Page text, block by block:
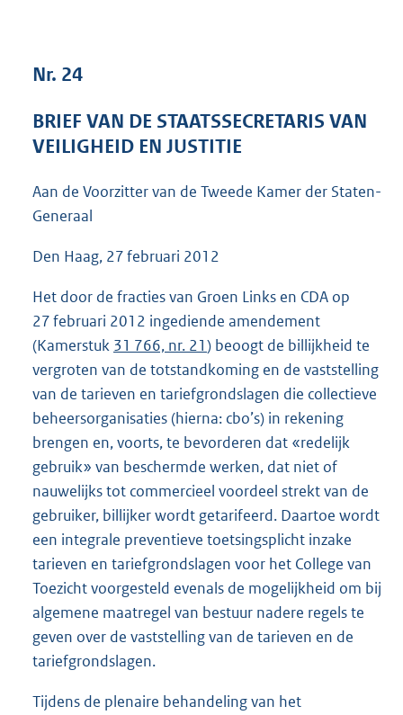
b
Nr. 24
BRIEF VAN DE STAATSSECRETARIS VAN
VEILIGHEID EN JUSTITIE
Aan de Voorzitter van de Tweede Kamer der Staten-
Generaal
Den Haag, 27 februari 2012
Het door de fracties van Groen Links en CDA op
27 februari 2012 ingediende amendement
(Kamerstuk 31 766, nr. 21) beoogt de billijkheid te
vergroten van de totstandkoming en de vaststelling
van de tarieven en tariefgrondslagen die collectieve
beheersorganisaties (hierna: cbo’s) in rekening
brengen en, voorts, te bevorderen dat «redelijk
gebruik» van beschermde werken, dat niet of
nauwelijks tot commercieel voordeel strekt van de
gebruiker, billijker wordt getarifeerd. Daartoe wordt
een integrale preventieve toetsingsplicht inzake
tarieven en tariefgrondslagen voor het College van
Toezicht voorgesteld evenals de mogelijkheid om bij
algemene maatregel van bestuur nadere regels te
geven over de vaststelling van de tarieven en de
tariefgrondslagen.
Tijdens de plenaire behandeling van het